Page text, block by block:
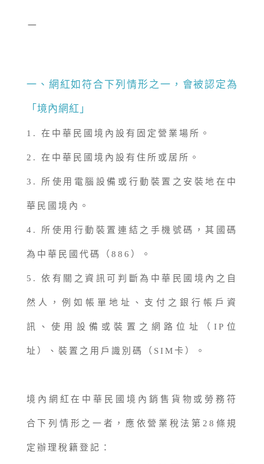
－
一、網紅如符合下列情形之一，會被認定為
「境內網紅」
1. 在中華民國境內設有固定營業場所。
2. 在中華民國境內設有住所或居所。
3. 所使用電腦設備或行動裝置之安裝地在中
華民國境內。
4. 所使用行動裝置連結之手機號碼，其國碼
為中華民國代碼（886）。
5. 依有關之資訊可判斷為中華民國境內之自
然人，例如帳單地址、支付之銀行帳戶資
訊、使用設備或裝置之網路位址（IP位
址）、裝置之用戶識別碼（SIM卡）。
境內網紅在中華民國境內銷售貨物或勞務符
合下列情形之一者，應依營業稅法第28條規
定辦理稅籍登記：